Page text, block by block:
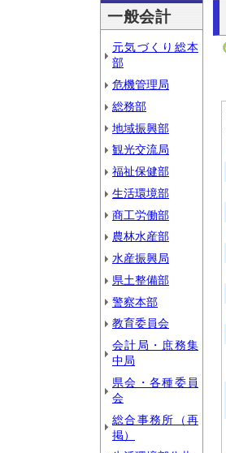
一般会計
元気づくり総本
部
危機管理局
総務部
地域振興部
観光交流局
福祉保健部
生活環境部
商工労働部
農林水産部
水産振興局
県土整備部
警察本部
教育委員会
会計局・庶務集
中局
県会・各種委員
会
総合事務所（再
掲）